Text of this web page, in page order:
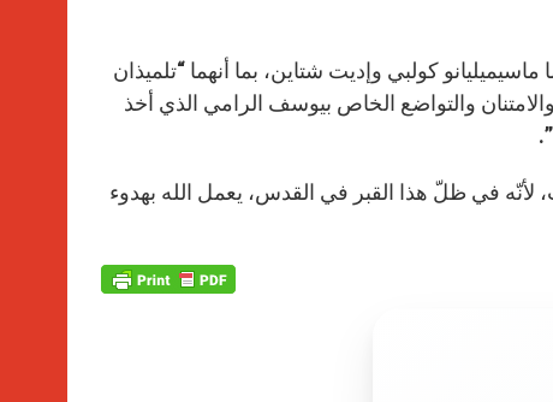
كولبي وإديت شتاين، بما أنهما “تلميذان
والتواضع الخاص بيوسف الرامي الذي أخذ
لأنّه في ظلّ هذا القبر في القدس، يعمل الله بهدوء